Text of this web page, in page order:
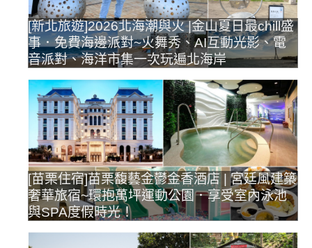
[新北旅遊]2026北海潮與火 |金山夏日最chill盛
事．免費海邊派對~火舞秀、AI互動光影、電
音派對、海洋市集一次玩遍北海岸
[苗栗住宿]苗栗馥藝金鬱金香酒店 | 宮廷風建築
奢華旅宿~環抱萬坪運動公園．享受室內泳池
與SPA度假時光！